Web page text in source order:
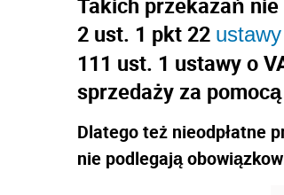
2 ust. 1 pkt 22
111 ust. 1 ustawy o
sprzedaży za
Dlatego też nieodpłatne
nie podlegają